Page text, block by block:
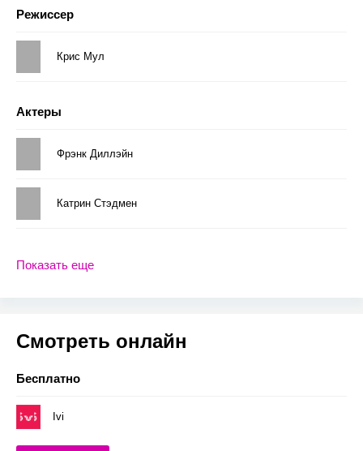
Режиссер
Крис Мул
Актеры
Фрэнк Диллэйн
Катрин Стэдмен
Показать еще
Смотреть онлайн
Бесплатно
Ivi